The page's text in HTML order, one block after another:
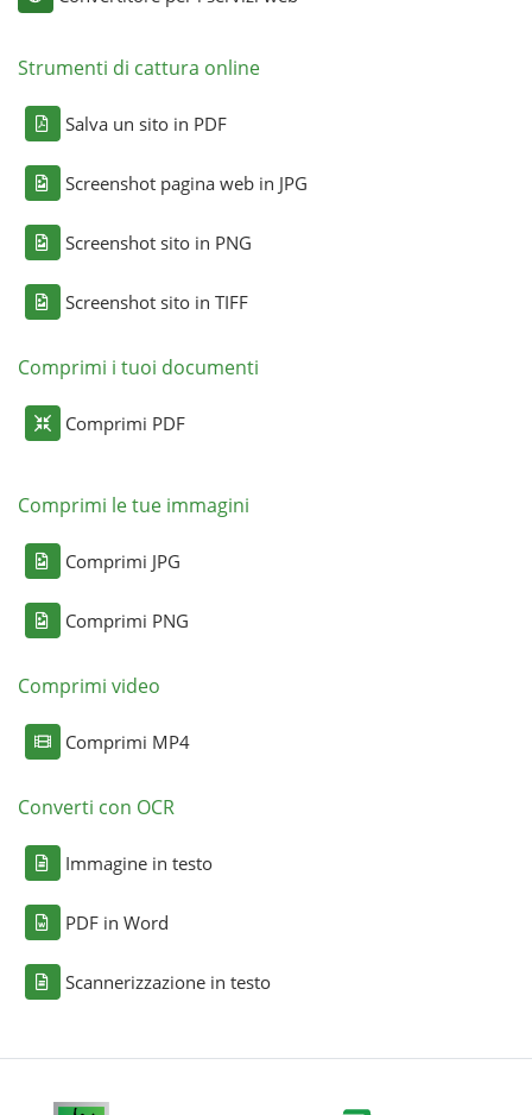
Strumenti di cattura online
Salva un sito in PDF
Screenshot pagina web in JPG
Screenshot sito in PNG
Screenshot sito in TIFF
Comprimi i tuoi documenti
Comprimi PDF
Comprimi le tue immagini
Comprimi JPG
Comprimi PNG
Comprimi video
Comprimi MP4
Converti con OCR
Immagine in testo
PDF in Word
Scannerizzazione in testo